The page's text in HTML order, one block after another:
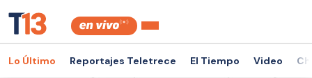
Lo Último Reportajes Teletrece El Tiempo Video